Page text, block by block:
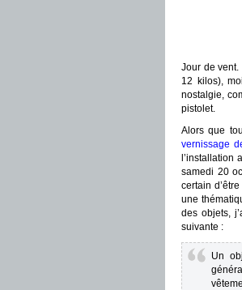
Jour de
12 kilos),
nostalgie,
pistolet.
Alors que
vernissage
l’installation
samedi 20
certain
une
des objets,
suivante :
Un